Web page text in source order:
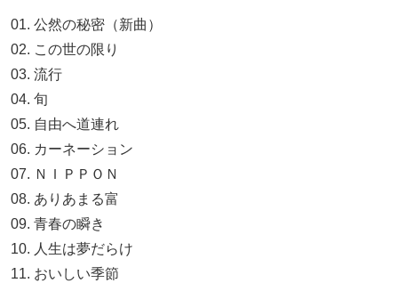
01. 公然の秘密（新曲）
02. この世の限り
03. 流行
04. 旬
05. 自由へ道連れ
06. カーネーション
07. ＮＩＰＰＯＮ
08. ありあまる富
09. 青春の瞬き
10. 人生は夢だらけ
11. おいしい季節